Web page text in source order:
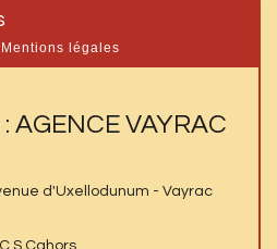
Mentions légales
AGENCE VAYRAC
d'Uxellodunum - Vayrac
Cahors